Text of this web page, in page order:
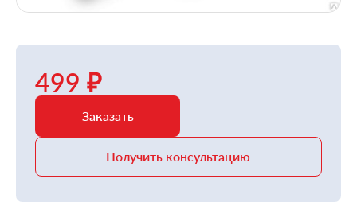
499 ₽
Заказать
Получить консультацию